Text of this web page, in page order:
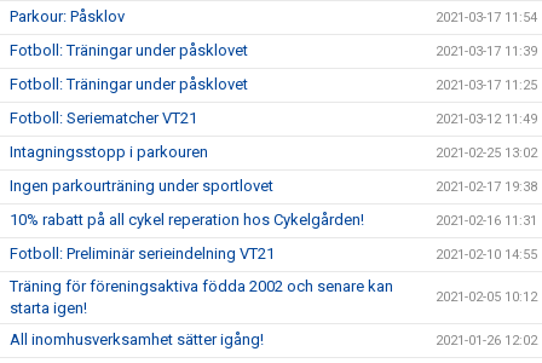
Parkour: Påsklov 2021-03-17 11:54
Fotboll: Träningar under påsklovet 2021-03-17 11:39
Fotboll: Träningar under påsklovet 2021-03-17 11:25
Fotboll: Seriematcher VT21 2021-03-12 11:49
Intagningsstopp i parkouren 2021-02-25 13:02
Ingen parkourträning under sportlovet 2021-02-17 19:38
10% rabatt på all cykel reperation hos Cykelgården! 2021-02-16 11:31
Fotboll: Preliminär serieindelning VT21 2021-02-10 14:55
Träning för föreningsaktiva födda 2002 och senare kan
starta igen!
2021-02-05 10:12
All inomhusverksamhet sätter igång! 2021-01-26 12:02